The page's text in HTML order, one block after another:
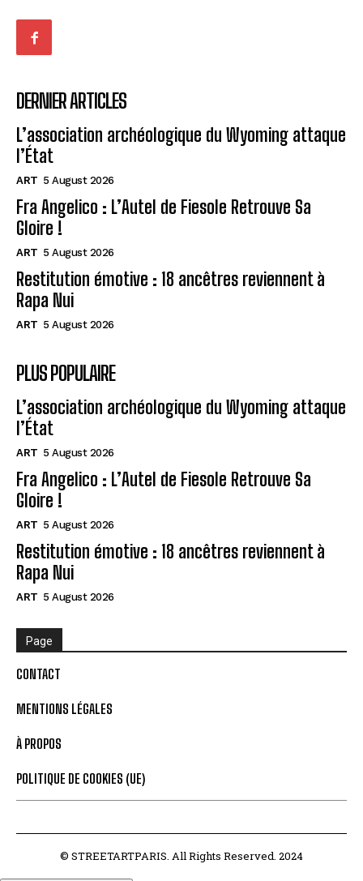
DERNIER ARTICLES
L’association archéologique du Wyoming attaque
l’État
ART 5 August 2026
Fra Angelico : L’Autel de Fiesole Retrouve Sa
Gloire !
ART 5 August 2026
Restitution émotive : 18 ancêtres reviennent à
Rapa Nui
ART 5 August 2026
PLUS POPULAIRE
L’association archéologique du Wyoming attaque
l’État
ART 5 August 2026
Fra Angelico : L’Autel de Fiesole Retrouve Sa
Gloire !
ART 5 August 2026
Restitution émotive : 18 ancêtres reviennent à
Rapa Nui
ART 5 August 2026
Page
CONTACT
MENTIONS LÉGALES
À PROPOS
POLITIQUE DE COOKIES (UE)
© STREETARTPARIS. All Rights Reserved. 2024